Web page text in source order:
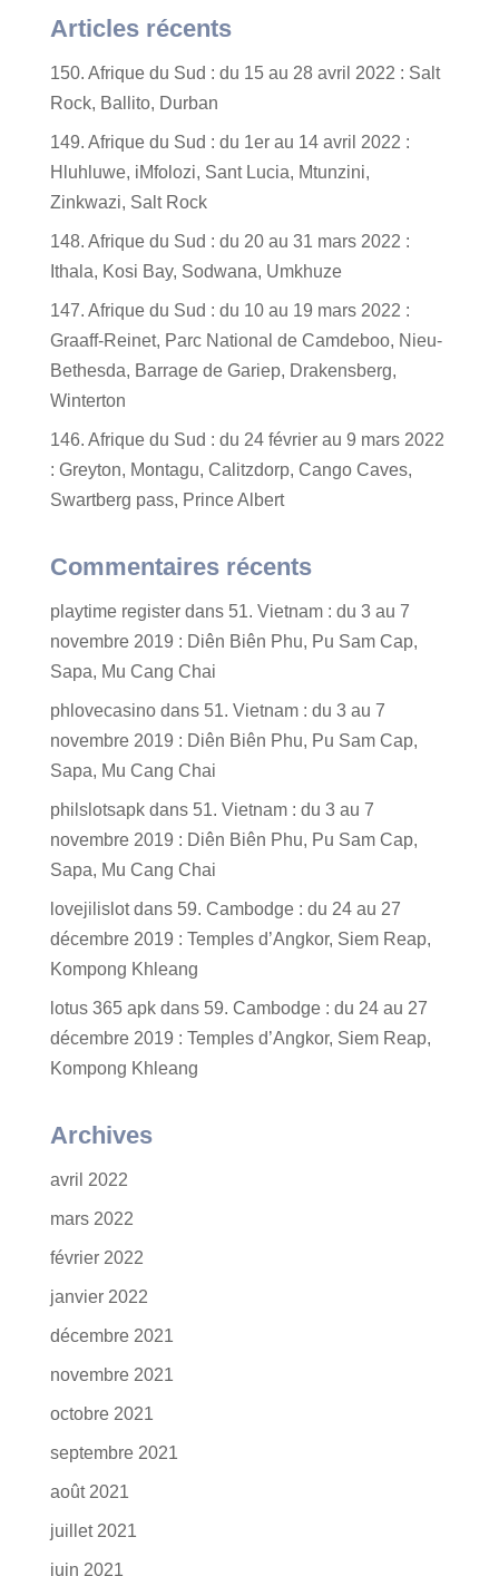
Articles récents
150. Afrique du Sud : du 15 au 28 avril 2022 : Salt
Rock, Ballito, Durban
149. Afrique du Sud : du 1er au 14 avril 2022 :
Hluhluwe, iMfolozi, Sant Lucia, Mtunzini,
Zinkwazi, Salt Rock
148. Afrique du Sud : du 20 au 31 mars 2022 :
Ithala, Kosi Bay, Sodwana, Umkhuze
147. Afrique du Sud : du 10 au 19 mars 2022 :
Graaff-Reinet, Parc National de Camdeboo, Nieu-
Bethesda, Barrage de Gariep, Drakensberg,
Winterton
146. Afrique du Sud : du 24 février au 9 mars 2022
: Greyton, Montagu, Calitzdorp, Cango Caves,
Swartberg pass, Prince Albert
Commentaires récents
playtime registerdans 51. Vietnam : du 3 au 7
novembre 2019 : Diên Biên Phu, Pu Sam Cap,
Sapa, Mu Cang Chai
phlovecasinodans 51. Vietnam : du 3 au 7
novembre 2019 : Diên Biên Phu, Pu Sam Cap,
Sapa, Mu Cang Chai
philslotsapkdans 51. Vietnam : du 3 au 7
novembre 2019 : Diên Biên Phu, Pu Sam Cap,
Sapa, Mu Cang Chai
lovejilislotdans 59. Cambodge : du 24 au 27
décembre 2019 : Temples d’Angkor, Siem Reap,
Kompong Khleang
lotus 365 apkdans 59. Cambodge : du 24 au 27
décembre 2019 : Temples d’Angkor, Siem Reap,
Kompong Khleang
Archives
avril 2022
mars 2022
février 2022
janvier 2022
décembre 2021
novembre 2021
octobre 2021
septembre 2021
août 2021
juillet 2021
juin 2021